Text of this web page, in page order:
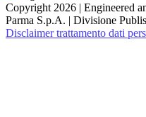
Copyright 2026 | Engineered
Parma S.p.A. | Divisione
Disclaimer trattamento dati